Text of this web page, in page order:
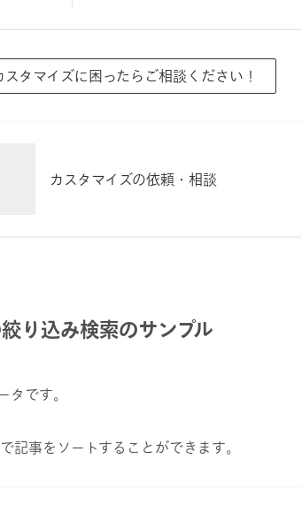
タマイズに困ったらご相談ください！
カスタマイズの依頼・相談
り込み検索のサンプル
タです｡
記事をソートすることができます｡